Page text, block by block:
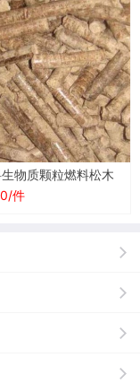
物质颗粒燃料松木
源节能厂家直供FSC
件